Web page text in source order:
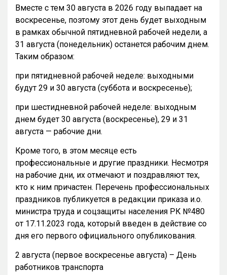
Вместе с тем 30 августа в 2026 году выпадает на
воскресенье, поэтому этот день будет выходным
в рамках обычной пятидневной рабочей недели, а
31 августа (понедельник) останется рабочим днем.
Таким образом:
при пятидневной рабочей неделе: выходными
будут 29 и 30 августа (суббота и воскресенье);
при шестидневной рабочей неделе: выходным
днем будет 30 августа (воскресенье), 29 и 31
августа — рабочие дни.
Кроме того, в этом месяце есть
профессиональные и другие праздники. Несмотря
на рабочие дни, их отмечают и поздравляют тех,
кто к ним причастен. Перечень профессиональных
праздников публикуется в редакции приказа и.о.
министра труда и соцзащиты населения РК №480
от 17.11.2023 года, который введен в действие со
дня его первого официального опубликования.
2 августа (первое воскресенье августа) – День
работников транспорта